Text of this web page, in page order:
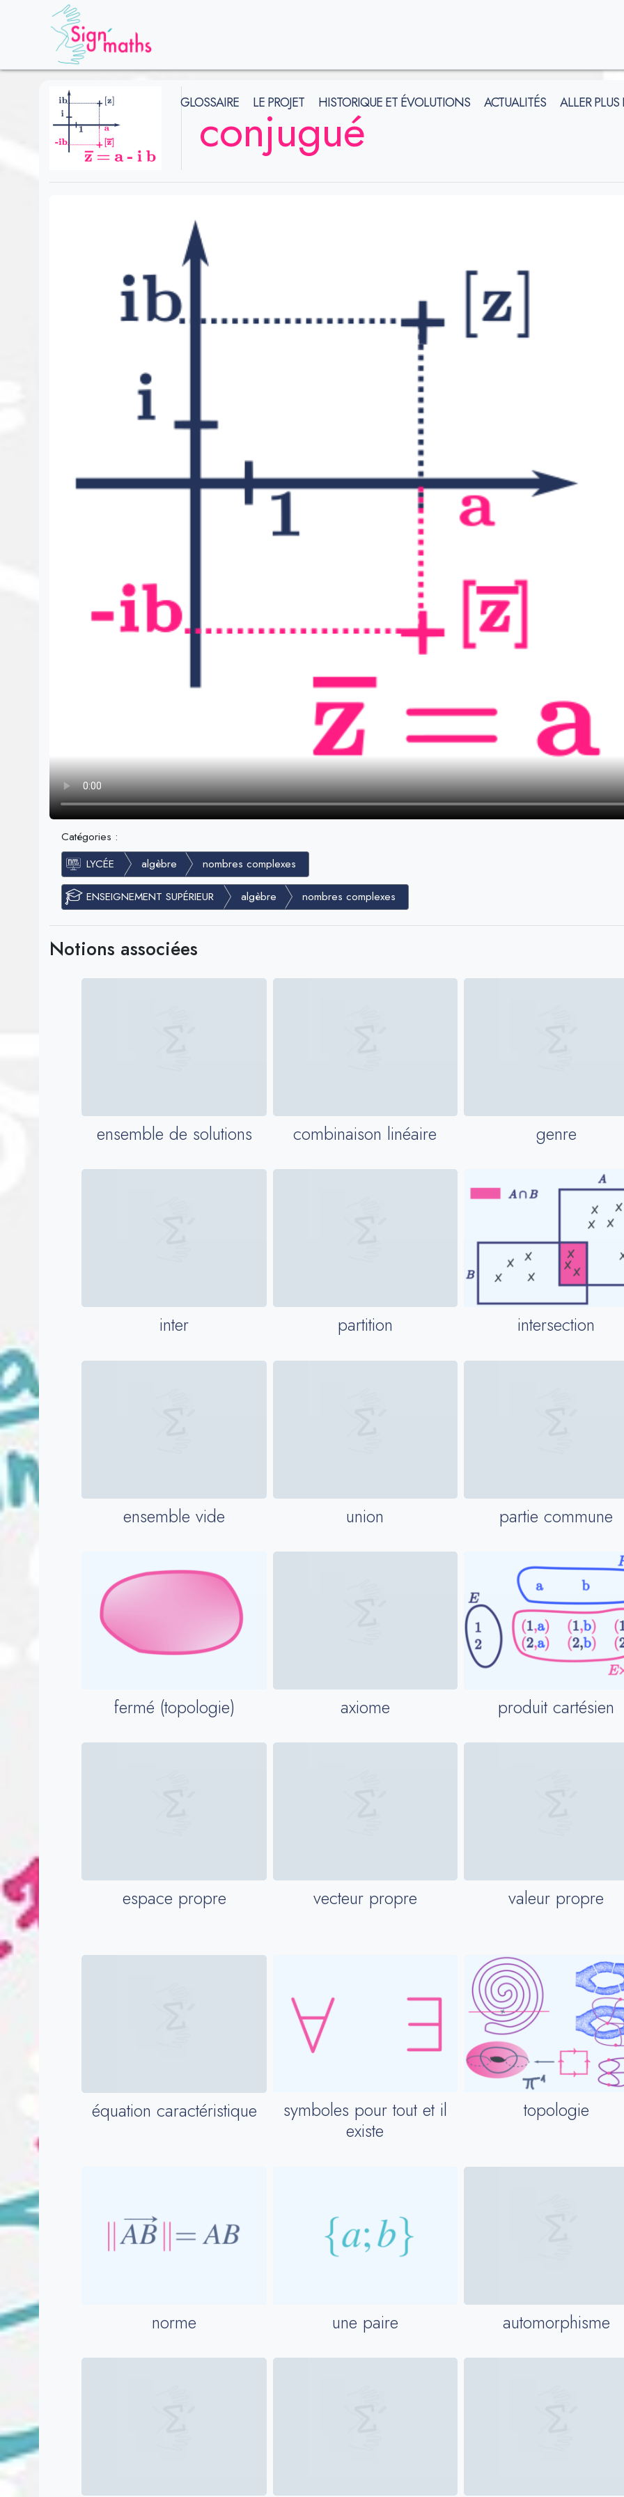
GLOSSAIRE LE PROJET HISTORIQUE ET ÉVOLUTIONS ACTUALITÉS ALLER
conjugué
Catégories :
LYCÉE algèbre nombres complexes
ENSEIGNEMENT SUPÉRIEUR algèbre nombres complexes
Notions associées
ensemble de solutions combinaison linéaire genre
inter partition intersection
ensemble vide union partie commune
fermé (topologie) axiome produit cartésien
espace propre vecteur propre valeur propre
équation caractéristique
symboles pour tout et il
existe
topologie
norme une paire automorphisme